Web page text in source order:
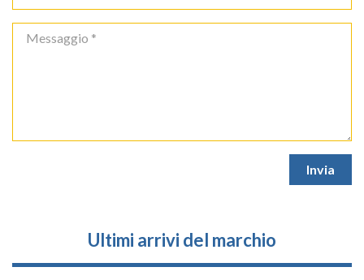
Ultimi arrivi del marchio